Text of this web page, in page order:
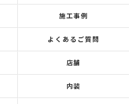
施工事例
よくあるご質問
店舗
内装